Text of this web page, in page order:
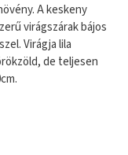
A keskeny
virágszárak bájos
Virágja lila
de teljesen